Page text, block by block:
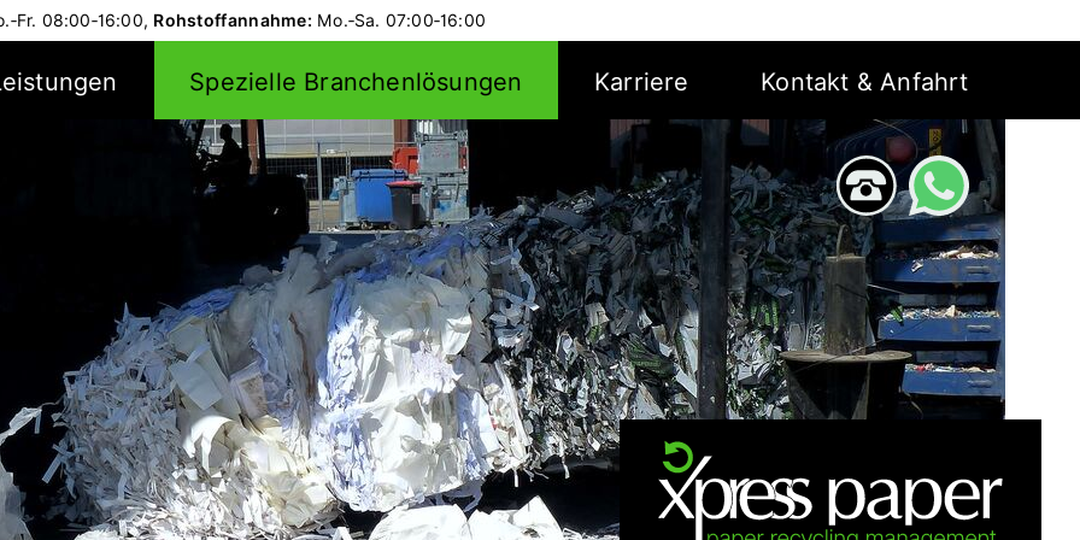
08:00‑16:00, Rohstoffannahme: Mo.‑Sa. 07:00‑16:00
Spezielle Branchenlösungen Karriere Kontakt & Anfahrt